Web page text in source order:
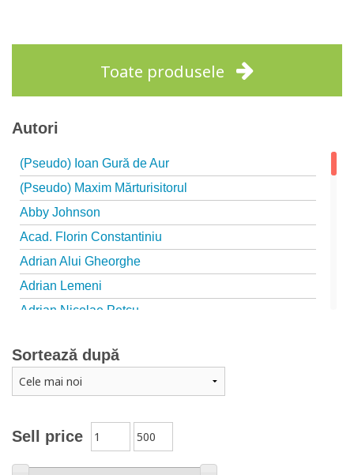
Toate produsele
Autori
(Pseudo) Ioan Gură de Aur
(Pseudo) Maxim Mărturisitorul
Abby Johnson
Acad. Florin Constantiniu
Adrian Alui Gheorghe
Adrian Lemeni
Adrian Nicolae Petcu
Adriana Petrescu
Alexandra Rotariu
Alexandru Creţu
Sell price
Sortează după